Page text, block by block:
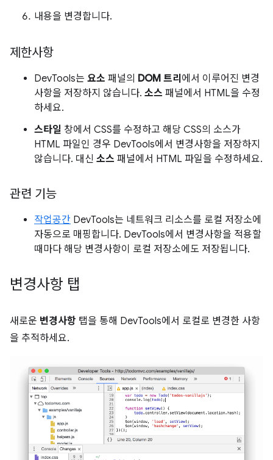
내용을 변경합니다.
제한사항
DevTools는 요소 패널의 DOM 트리 에서 이루어진 변경
사항을 저장하지 않습니다. 소스 패널에서 HTML을 수정
하세요.
스타일 창에서 CSS를 수정하고 해당 CSS의 소스가
HTML 파일인 경우 DevTools에서 변경사항을 저장하지
않습니다. 대신 소스 패널에서 HTML 파일을 수정하세요.
관련 기능
작업공간 DevTools는 네트워크 리소스를 로컬 저장소에
자동으로 매핑합니다. DevTools에서 변경사항을 적용할
때마다 해당 변경사항이 로컬 저장소에도 저장됩니다.
변경사항 탭
새로운 변경사항 탭을 통해 DevTools에서 로컬로 변경한 사항
을 추적하세요.